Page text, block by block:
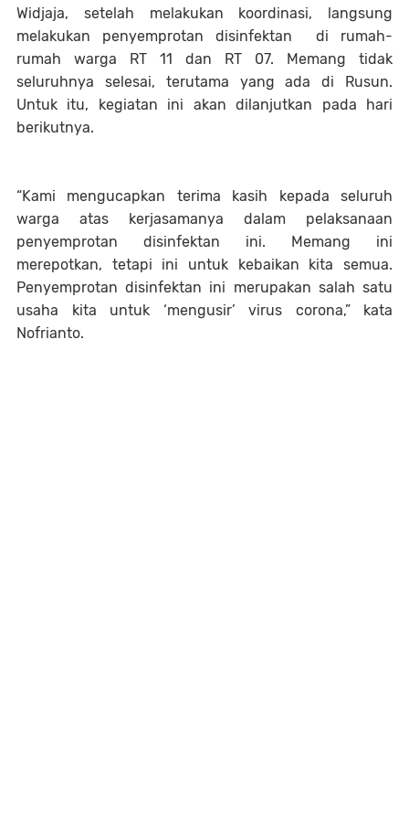
Widjaja, setelah melakukan koordinasi, langsung
melakukan penyemprotan disinfektan di rumah-
rumah warga RT 11 dan RT 07. Memang tidak
seluruhnya selesai, terutama yang ada di Rusun.
Untuk itu, kegiatan ini akan dilanjutkan pada hari
berikutnya.
“Kami mengucapkan terima kasih kepada seluruh
warga atas kerjasamanya dalam pelaksanaan
penyemprotan disinfektan ini. Memang ini
merepotkan, tetapi ini untuk kebaikan kita semua.
Penyemprotan disinfektan ini merupakan salah satu
usaha kita untuk ‘mengusir’ virus corona,” kata
Nofrianto.